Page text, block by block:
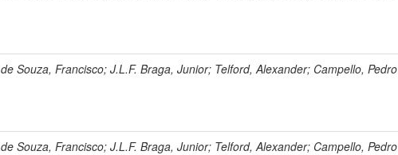
de Souza, Francisco; J.L.F. Braga, Junior; Telford, Alexander; Campello, Pedro
de Souza, Francisco; J.L.F. Braga, Junior; Telford, Alexander; Campello, Pedro